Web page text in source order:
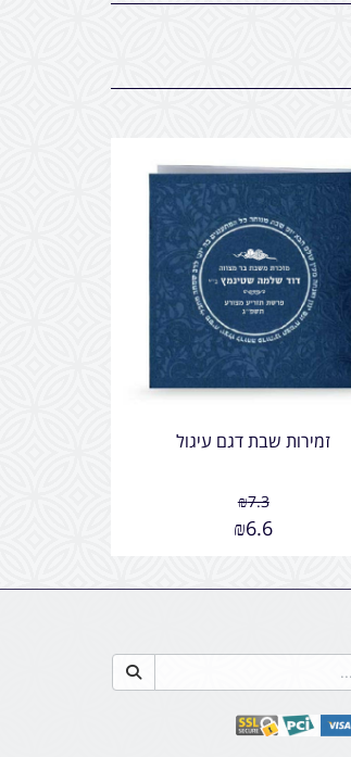
זמירות שבת דגם עיגול
₪7.3
₪6.6